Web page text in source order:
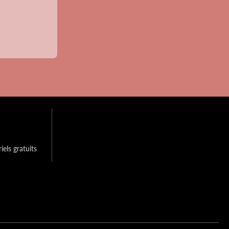
gratuits